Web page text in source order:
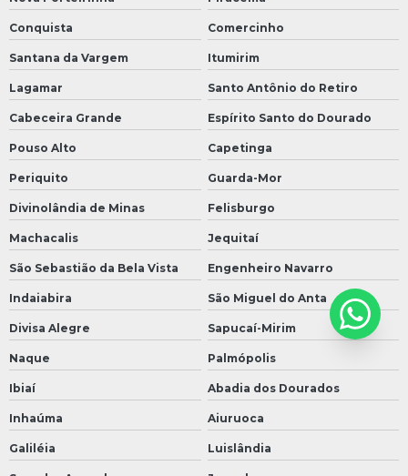
Conquista Comercinho
Santana da Vargem Itumirim
Lagamar Santo Antônio do Retiro
Cabeceira Grande Espírito Santo do Dourado
Pouso Alto Capetinga
Periquito Guarda-Mor
Divinolândia de Minas Felisburgo
Machacalis Jequitaí
São Sebastião da Bela Vista Engenheiro Navarro
Indaiabira São Miguel do Anta
Divisa Alegre Sapucaí-Mirim
Naque Palmópolis
Ibiaí Abadia dos Dourados
Inhaúma Aiuruoca
Galiléia Luislândia